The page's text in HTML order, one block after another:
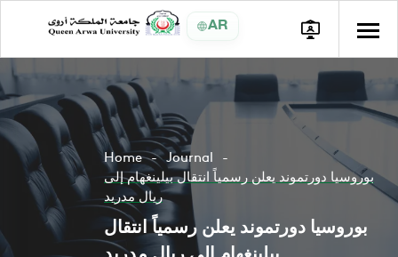
AR
Home
Journal
بوروسيا دورتموند يعلن رسمياً انتقال بيلينغهام إلى
ريال مدريد
بوروسيا دورتموند يعلن رسمياً انتقال
بيلينغهام إلى ريال مدريد